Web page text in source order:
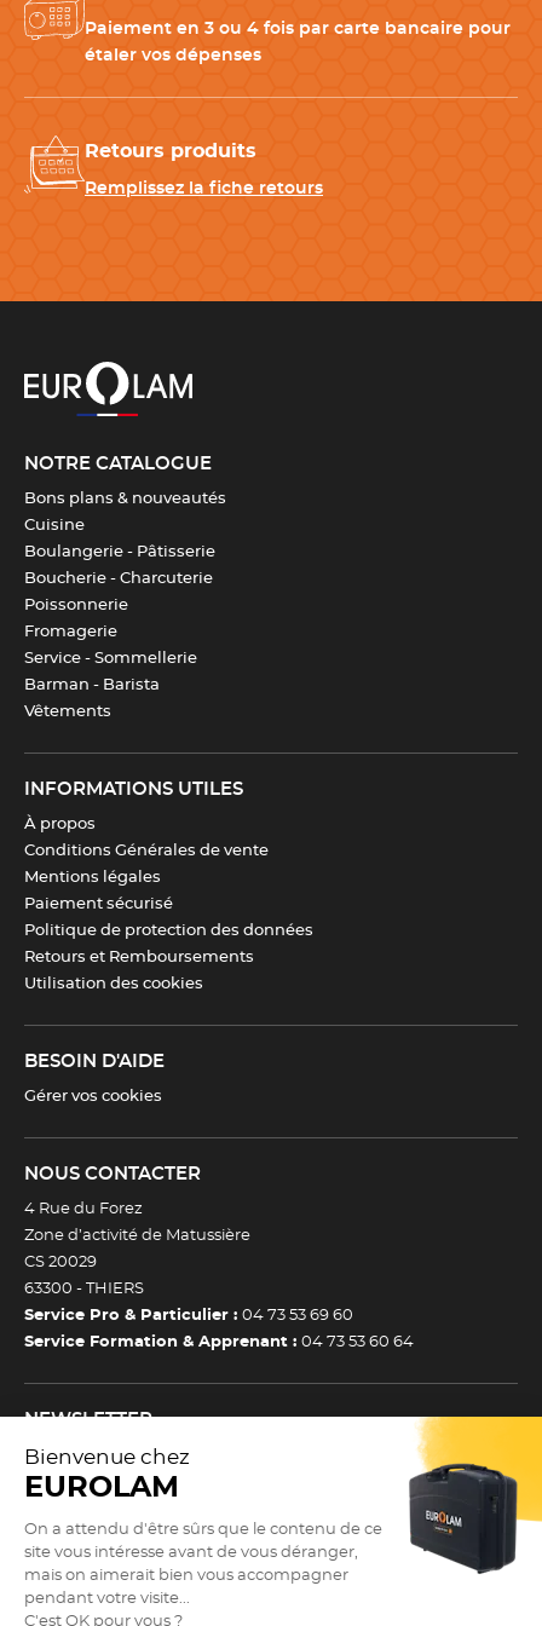
Matériau
diamètre,43 cm de longueur =
Couleur(s) Bois
BIEN
Paiement en 3 ou 4 fois par carte bancaire pour
étaler vos dépenses
Retours produits
Remplissez la fiche retours
NOTRE CATALOGUE
Bons plans & nouveautés
Cuisine
Boulangerie - Pâtisserie
Boucherie - Charcuterie
Poissonnerie
Fromagerie
Service - Sommellerie
Barman - Barista
Vêtements
INFORMATIONS UTILES
À propos
Conditions Générales de vente
Mentions légales
Paiement sécurisé
Politique de protection des données
Retours et Remboursements
Utilisation des cookies
BESOIN D'AIDE
Gérer vos cookies
NOUS CONTACTER
4 Rue du Forez
Zone d’activité de Matussière
CS 20029
63300 - THIERS
Service Pro & Particulier : 04 73 53 69 60
Service Formation & Apprenant : 04 73 53 60 64
NEWSLETTER
Inscrivez-vous à notre newsletter et recevez toutes nos
actualtiés et bons plans.
Je m’inscris à la newsletter
(Esc)
Newsletter